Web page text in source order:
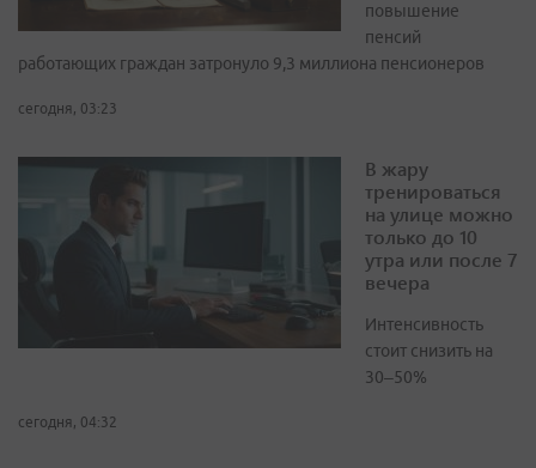
повышение
пенсий
работающих граждан затронуло 9,3 миллиона пенсионеров
сегодня, 03:23
В жару
тренироваться
на улице можно
только до 10
утра или после 7
вечера
Интенсивность
стоит снизить на
30–50%
сегодня, 04:32